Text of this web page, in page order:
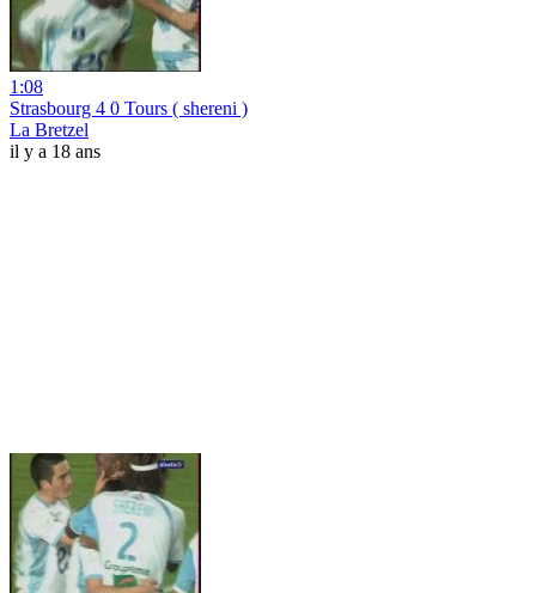
1:08
Strasbourg 4 0 Tours ( shereni )
La Bretzel
il y a 18 ans